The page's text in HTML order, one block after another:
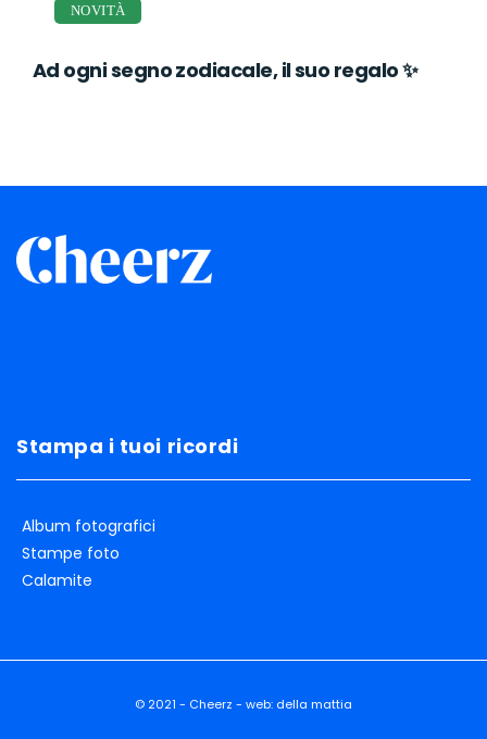
NOVITÀ
Ad ogni segno zodiacale, il suo regalo ✨
Stampa i tuoi ricordi
Album fotografici
Stampe foto
Calamite
© 2021 - Cheerz - web: della mattia